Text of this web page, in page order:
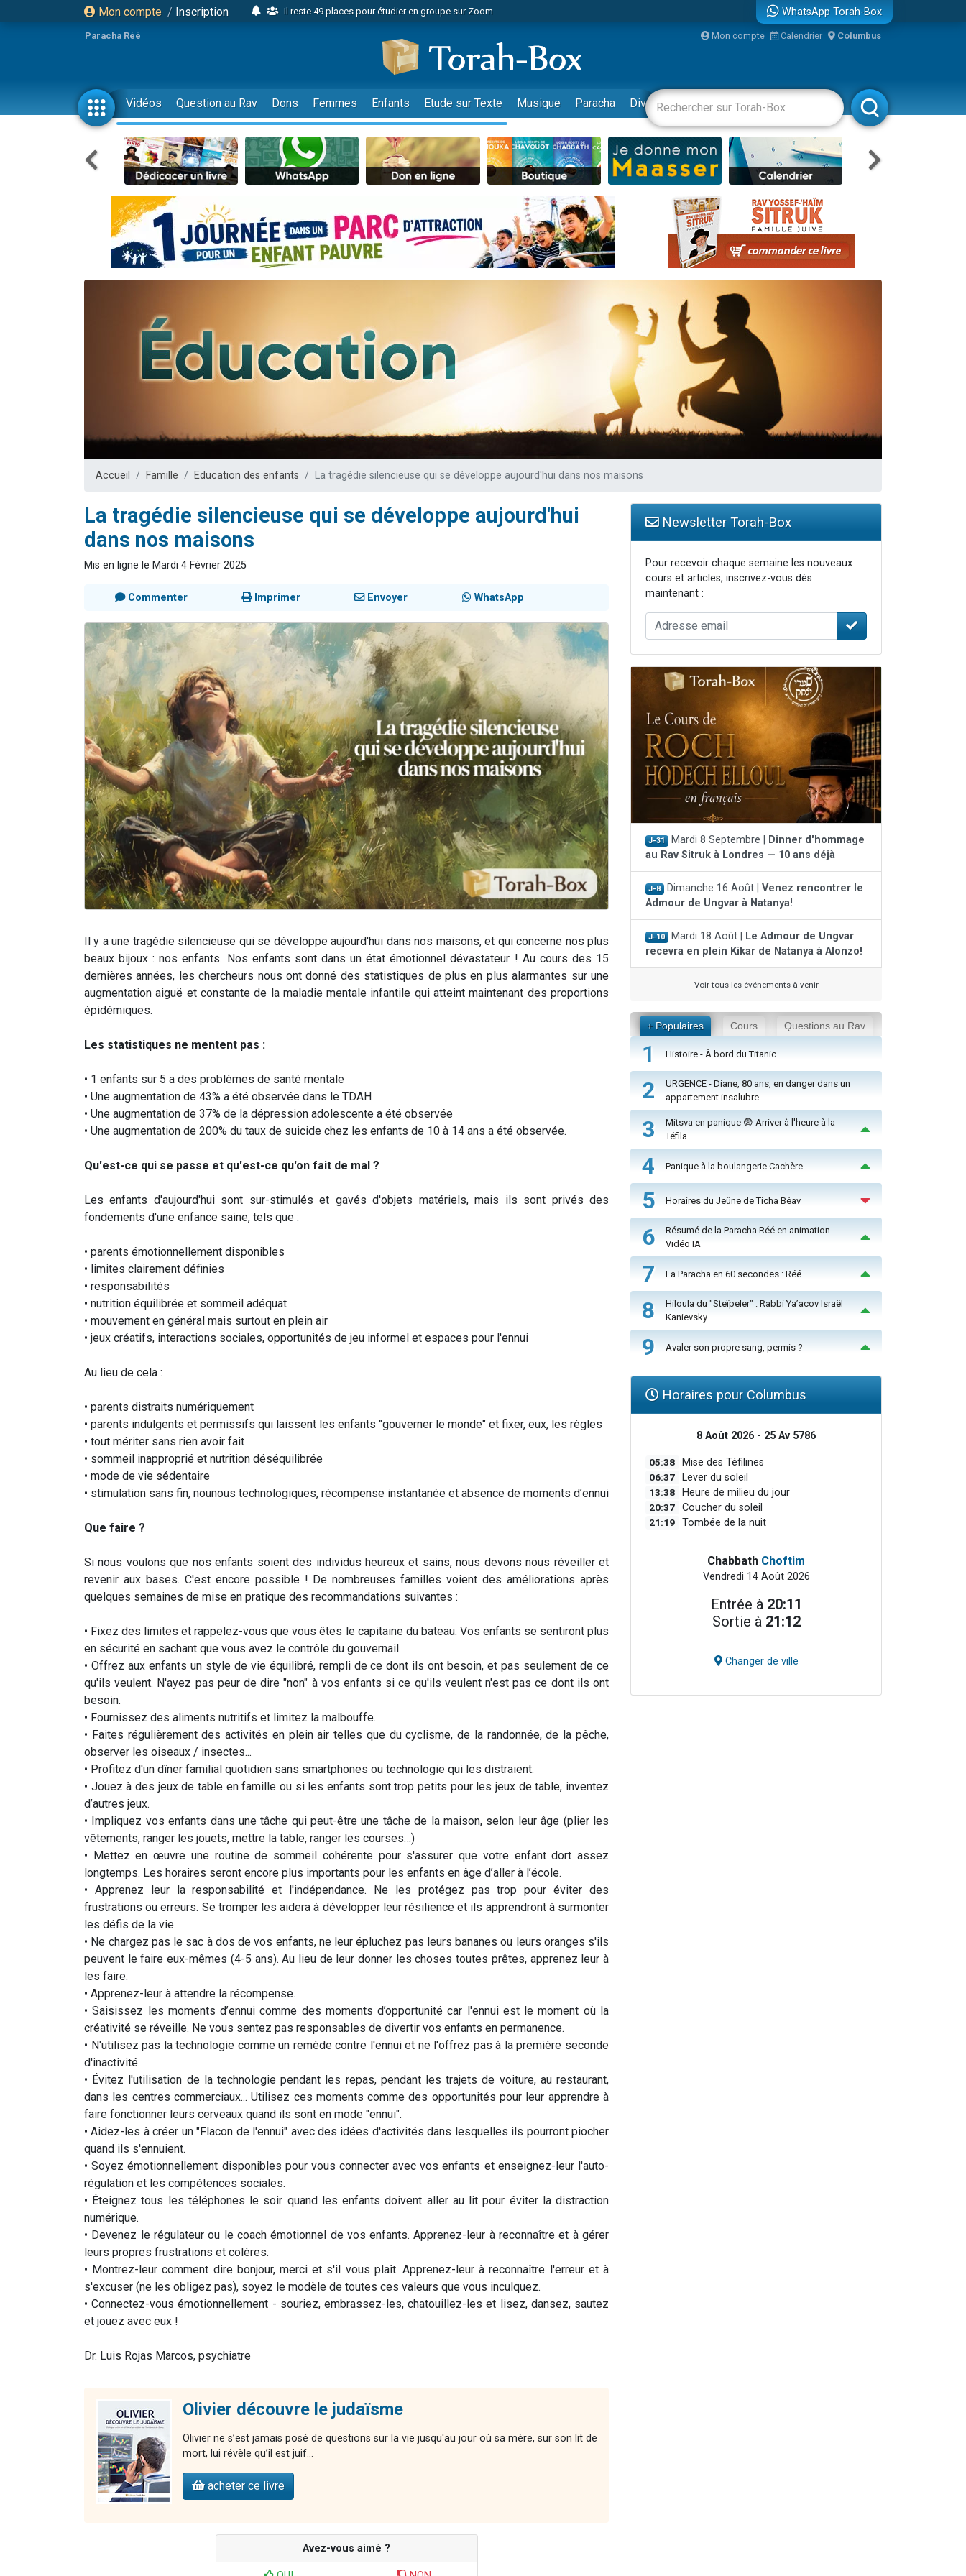
Mon compte / Inscription
Il reste 49 places pour étudier en groupe sur Zoom
2 personnes viennent de nous rejoindre sur WhatsApp
6 personnes viennent de nous rejoindre sur WhatsApp
4 personnes viennent de faire un don pour Reloger Rivka, 6 enfants, victime de violences...
2 personnes viennent de faire un don pour 1 Journée de Vacances Pour les Enfants
17 personnes viennent de demander une bénédiction
4 personnes viennent de nous rejoindre sur WhatsApp
Il reste 49 places pour étudier en groupe sur Zoom
4 personnes viennent de nous rejoindre sur WhatsApp
3 personnes viennent de nous rejoindre sur WhatsApp
Odaya vient de donner son Maasser
13 personnes viennent de demander une bénédiction
30 personnes viennent de faire un don pour Sauvez la jambe de Yohan
Il reste 49 places pour étudier en groupe sur Zoom
12 nouvelles musiques dans Torah-Box Music
WhatsApp Torah-Box
Paracha Réé Mon compte Calendrier Columbus
Vidéos Question au Rav Dons Femmes Enfants Etude sur Texte Musique Paracha Divertissements Livres Rabbanim
Accueil Famille Education des enfants La tragédie silencieuse qui se développe aujourd'hui dans nos maisons
La tragédie silencieuse qui se développe aujourd'hui
dans nos maisons
Mis en ligne le Mardi 4 Février 2025
Commenter Imprimer Envoyer WhatsApp
Il y a une tragédie silencieuse qui se développe aujourd'hui dans nos maisons, et qui concerne nos plus
beaux bijoux : nos enfants. Nos enfants sont dans un état émotionnel dévastateur ! Au cours des 15
dernières années, les chercheurs nous ont donné des statistiques de plus en plus alarmantes sur une
augmentation aiguë et constante de la maladie mentale infantile qui atteint maintenant des proportions
épidémiques.
Les statistiques ne mentent pas :
• 1 enfants sur 5 a des problèmes de santé mentale
• Une augmentation de 43% a été observée dans le TDAH
• Une augmentation de 37% de la dépression adolescente a été observée
• Une augmentation de 200% du taux de suicide chez les enfants de 10 à 14 ans a été observée.
Qu'est-ce qui se passe et qu'est-ce qu'on fait de mal ?
Les enfants d'aujourd'hui sont sur-stimulés et gavés d'objets matériels, mais ils sont privés des
fondements d'une enfance saine, tels que :
• parents émotionnellement disponibles
• limites clairement définies
• responsabilités
• nutrition équilibrée et sommeil adéquat
• mouvement en général mais surtout en plein air
• jeux créatifs, interactions sociales, opportunités de jeu informel et espaces pour l'ennui
Au lieu de cela :
• parents distraits numériquement
• parents indulgents et permissifs qui laissent les enfants "gouverner le monde" et fixer, eux, les règles
• tout mériter sans rien avoir fait
• sommeil inapproprié et nutrition déséquilibrée
• mode de vie sédentaire
• stimulation sans fin, nounous technologiques, récompense instantanée et absence de moments d’ennui
Que faire ?
Si nous voulons que nos enfants soient des individus heureux et sains, nous devons nous réveiller et
revenir aux bases. C'est encore possible ! De nombreuses familles voient des améliorations après
quelques semaines de mise en pratique des recommandations suivantes :
• Fixez des limites et rappelez-vous que vous êtes le capitaine du bateau. Vos enfants se sentiront plus
en sécurité en sachant que vous avez le contrôle du gouvernail.
• Offrez aux enfants un style de vie équilibré, rempli de ce dont ils ont besoin, et pas seulement de ce
qu'ils veulent. N'ayez pas peur de dire "non" à vos enfants si ce qu'ils veulent n'est pas ce dont ils ont
besoin.
• Fournissez des aliments nutritifs et limitez la malbouffe.
• Faites régulièrement des activités en plein air telles que du cyclisme, de la randonnée, de la pêche,
observer les oiseaux / insectes...
• Profitez d'un dîner familial quotidien sans smartphones ou technologie qui les distraient.
• Jouez à des jeux de table en famille ou si les enfants sont trop petits pour les jeux de table, inventez
d’autres jeux.
• Impliquez vos enfants dans une tâche qui peut-être une tâche de la maison, selon leur âge (plier les
vêtements, ranger les jouets, mettre la table, ranger les courses…)
• Mettez en œuvre une routine de sommeil cohérente pour s'assurer que votre enfant dort assez
longtemps. Les horaires seront encore plus importants pour les enfants en âge d’aller à l’école.
• Apprenez leur la responsabilité et l'indépendance. Ne les protégez pas trop pour éviter des
frustrations ou erreurs. Se tromper les aidera à développer leur résilience et ils apprendront à surmonter
les défis de la vie.
• Ne chargez pas le sac à dos de vos enfants, ne leur épluchez pas leurs bananes ou leurs oranges s'ils
peuvent le faire eux-mêmes (4-5 ans). Au lieu de leur donner les choses toutes prêtes, apprenez leur à
les faire.
• Apprenez-leur à attendre la récompense.
• Saisissez les moments d’ennui comme des moments d’opportunité car l'ennui est le moment où la
créativité se réveille. Ne vous sentez pas responsables de divertir vos enfants en permanence.
• N'utilisez pas la technologie comme un remède contre l'ennui et ne l'offrez pas à la première seconde
d'inactivité.
• Évitez l'utilisation de la technologie pendant les repas, pendant les trajets de voiture, au restaurant,
dans les centres commerciaux... Utilisez ces moments comme des opportunités pour leur apprendre à
faire fonctionner leurs cerveaux quand ils sont en mode "ennui".
• Aidez-les à créer un "Flacon de l'ennui" avec des idées d'activités dans lesquelles ils pourront piocher
quand ils s'ennuient.
• Soyez émotionnellement disponibles pour vous connecter avec vos enfants et enseignez-leur l'auto-
régulation et les compétences sociales.
• Éteignez tous les téléphones le soir quand les enfants doivent aller au lit pour éviter la distraction
numérique.
• Devenez le régulateur ou le coach émotionnel de vos enfants. Apprenez-leur à reconnaître et à gérer
leurs propres frustrations et colères.
• Montrez-leur comment dire bonjour, merci et s'il vous plaît. Apprenez-leur à reconnaître l'erreur et à
s'excuser (ne les obligez pas), soyez le modèle de toutes ces valeurs que vous inculquez.
• Connectez-vous émotionnellement - souriez, embrassez-les, chatouillez-les et lisez, dansez, sautez
et jouez avec eux !
Dr. Luis Rojas Marcos, psychiatre
Olivier découvre le judaïsme
Olivier ne s’est jamais posé de questions sur la vie jusqu'au jour où sa mère, sur son lit de
mort, lui révèle qu’il est juif...
acheter ce livre
Avez-vous aimé ?
Newsletter Torah-Box
Pour recevoir chaque semaine les nouveaux
cours et articles, inscrivez-vous dès
maintenant :
J-31 Mardi 8 Septembre |
Dinner d'hommage
au Rav Sitruk à Londres — 10 ans déjà
J-8 Dimanche 16 Août | Venez rencontrer le
Admour de Ungvar à Natanya!
J-10 Mardi 18 Août |
Le Admour de Ungvar
recevra en plein Kikar de Natanya à Alonzo!
Voir tous les événements à venir
+ Populaires Cours Questions au Rav
1 Histoire - À bord du Titanic
2
URGENCE - Diane, 80 ans, en danger dans un
appartement insalubre
3
Mitsva en panique 😨 Arriver à l'heure à la
Téfila
4 Panique à la boulangerie Cachère
5 Horaires du Jeûne de Ticha Béav
6
Résumé de la Paracha Réé en animation
Vidéo IA
7 La Paracha en 60 secondes : Réé
8
Hiloula du "Steïpeler" : Rabbi Ya’acov Israël
Kanievsky
9 Avaler son propre sang, permis ?
Horaires pour Columbus
8 Août 2026 - 25 Av 5786
05:38 Mise des Téfilines
06:37 Lever du soleil
13:38 Heure de milieu du jour
20:37 Coucher du soleil
21:19 Tombée de la nuit
Chabbath Choftim
Vendredi 14 Août 2026
Entrée à 20:11
Sortie à 21:12
Changer de ville